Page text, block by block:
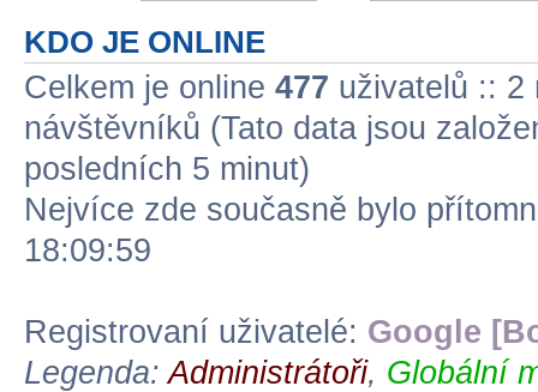
KDO JE ONLINE
Celkem je online 477 uživatelů :: 2
návštěvníků (Tato data jsou
posledních 5 minut)
Nejvíce zde současně bylo
18:09:59
Registrovaní uživatelé: Google
Legenda:Administrátoři, Globální